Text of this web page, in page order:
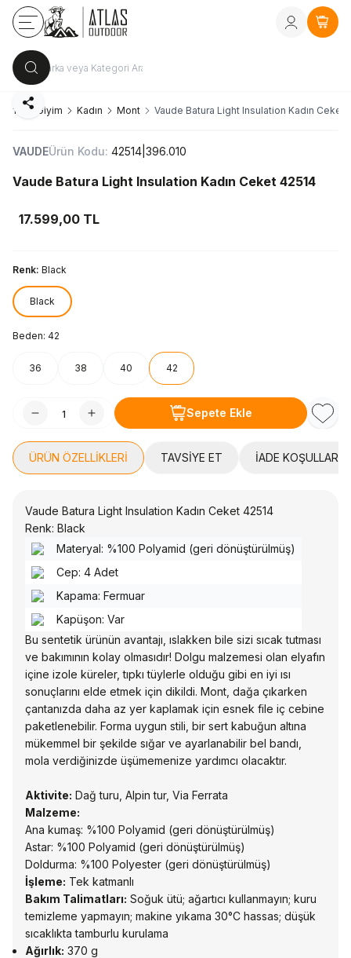
Kayıt Ol veya
Giyim Kadın Mont Vaude Batura Light Insulation Kadın Ceket
Paylaş
VAUDEÜrün Kodu: 42514|396.010
Vaude Batura Light Insulation Kadın Ceket 42514
17.599,00 TL
Renk: Black
Black
Beden: 42
36 38 40 42
Sepete Ekle
ÜRÜN ÖZELLIKLERI TAVSIYE ET İADE KOŞULLARI
Vaude Batura Light Insulation Kadın Ceket 42514
Renk: Black
Materyal: %100 Polyamid (geri dönüştürülmüş)
Cep: 4 Adet
Kapama: Fermuar
Kapüşon: Var
Bu sentetik ürünün avantajı, ıslakken bile sizi sıcak tutması
ve bakımının kolay olmasıdır! Dolgu malzemesi olan elyafın
içine izole küreler, tıpkı tüylerle olduğu gibi en iyi ısı
sonuçlarını elde etmek için dikildi. Mont, dağa çıkarken
çantanızda daha az yer kaplamak için esnek file iç cebine
paketlenebilir. Forma uygun stili, bir sert kabuğun altına
mükemmel bir şekilde sığar ve ayarlanabilir bel bandı,
mola verdiğinizde üşümemenize yardımcı olacaktır.
Aktivite: Dağ turu, Alpin tur, Via Ferrata
Malzeme:
Ana kumaş: %100 Polyamid (geri dönüştürülmüş)
Astar: %100 Polyamid (geri dönüştürülmüş)
Doldurma: %100 Polyester (geri dönüştürülmüş)
İşleme: Tek katmanlı
Bakım Talimatları: Soğuk ütü; ağartıcı kullanmayın; kuru
temizleme yapmayın; makine yıkama 30°C hassas; düşük
sıcaklıkta tamburlu kurulama
Ağırlık: 370 g